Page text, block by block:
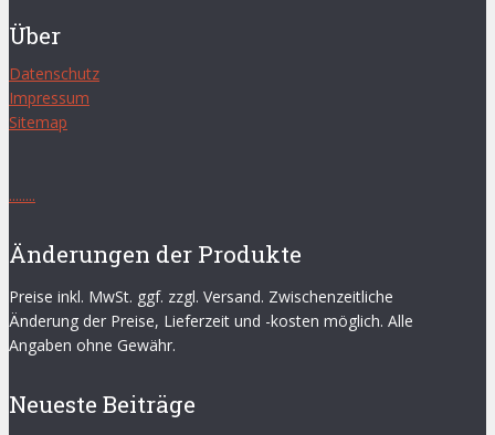
Über
Datenschutz
Impressum
Sitemap
........
Änderungen der Produkte
Preise inkl. MwSt. ggf. zzgl. Versand. Zwischenzeitliche
Änderung der Preise, Lieferzeit und -kosten möglich. Alle
Angaben ohne Gewähr.
Neueste Beiträge